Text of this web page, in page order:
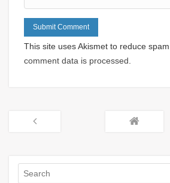
This site uses Akismet to reduce spam.
comment data is processed